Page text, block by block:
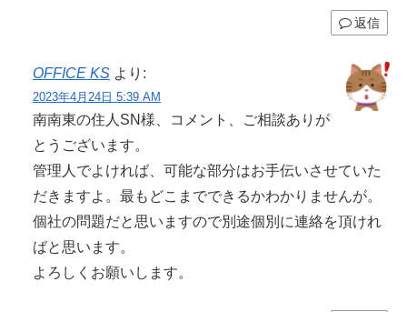
返信
OFFICE KS より:
2023年4月24日 5:39 AM
南南東の住人SN様、コメント、ご相談ありが
とうございます。
管理人でよければ、可能な部分はお手伝いさせていた
だきますよ。最もどこまでできるかわかりませんが。
個社の問題だと思いますので別途個別に連絡を頂けれ
ばと思います。
よろしくお願いします。